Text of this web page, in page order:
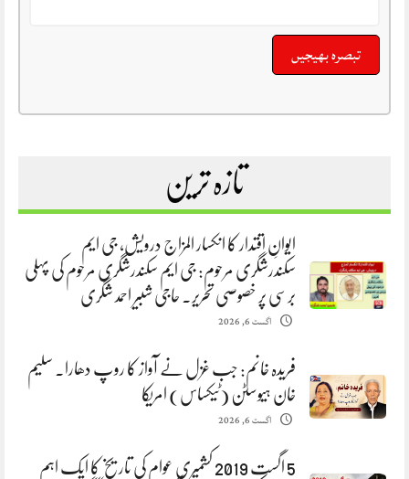
تازہ ترین
ایوانِ اقتدار کا انکسار المزاج درویش، جی ایم
سکندرشگری مرحوم: جی ایم سکندرشگری مرحوم کی پہلی
برسی پر خصوصی تحریر. حاجی شبیر احمد شگری
اگست 6, 2026
فریدہ خانم: جب غزل نے آواز کا روپ دھارا. سلیم
خان ہیوسٹن (ٹیکساس) امریکا
اگست 6, 2026
5 اگست 2019 کشمیری عوام کی تاریخ کا ایک اہم